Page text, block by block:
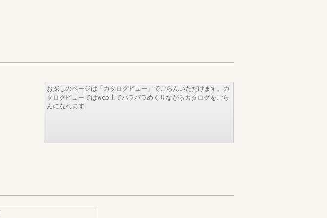
お探しのページは「カタログビュー」でごらんいただけます。カ
タログビューではweb上でパラパラめくりながらカタログをごら
んになれます。